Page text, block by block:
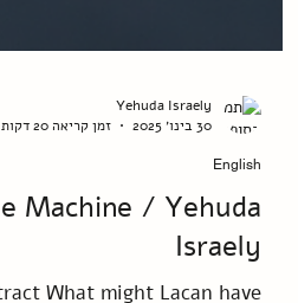
English
Machine / Yehuda